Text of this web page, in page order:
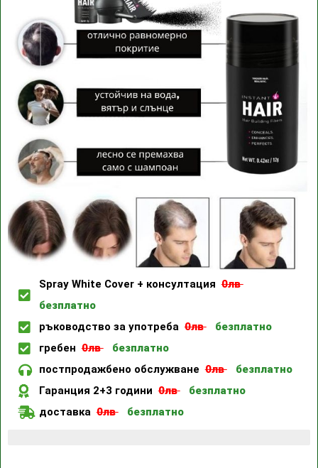
Spray White Cover + консултация0лв
безплатно
ръководство за употреба0лв
безплатно
гребен0лв
безплатно
постпродажбено обслужване0лв
безплатно
Гаранция 2+3 години0лв
безплатно
доставка0лв безплатно